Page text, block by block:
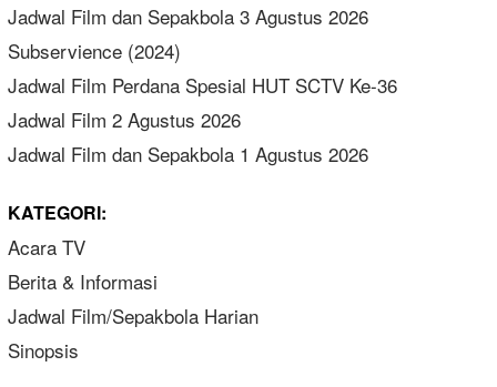
Jadwal Film dan Sepakbola 3 Agustus 2026
Subservience (2024)
Jadwal Film Perdana Spesial HUT SCTV Ke-36
Jadwal Film 2 Agustus 2026
Jadwal Film dan Sepakbola 1 Agustus 2026
KATEGORI:
Acara TV
Berita & Informasi
Jadwal Film/Sepakbola Harian
Sinopsis